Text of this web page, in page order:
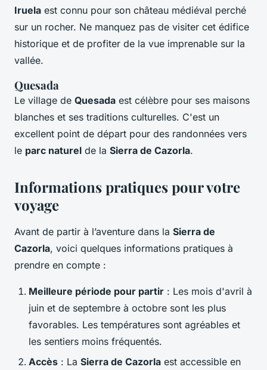
Iruela est connu pour son château médiéval perché
sur un rocher. Ne manquez pas de visiter cet édifice
historique et de profiter de la vue imprenable sur la
vallée.
Quesada
Le village de Quesada est célèbre pour ses maisons
blanches et ses traditions culturelles. C'est un
excellent point de départ pour des randonnées vers
le parc naturel de la Sierra de Cazorla.
Informations pratiques pour votre
voyage
Avant de partir à l’aventure dans la Sierra de
Cazorla, voici quelques informations pratiques à
prendre en compte :
Meilleure période pour partir : Les mois d'avril à
juin et de septembre à octobre sont les plus
favorables. Les températures sont agréables et
les sentiers moins fréquentés.
Accès : La Sierra de Cazorla est accessible en